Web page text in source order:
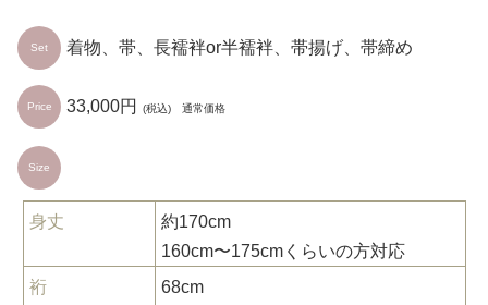
Set 着物、帯、長襦袢or半襦袢、帯揚げ、帯締め
Price 33,000円 (税込) 通常価格
Size
身丈
約170cm
160cm〜175cmくらいの方対応
裄
68cm